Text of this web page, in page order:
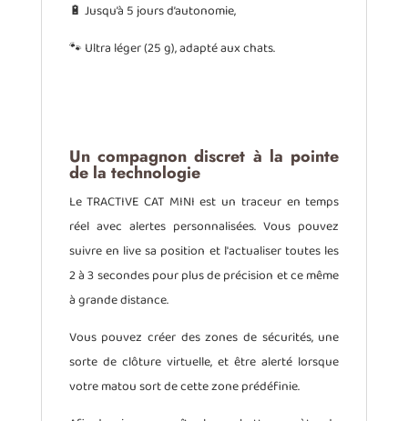
🔋 Jusqu’à 5 jours d’autonomie,
🐾 Ultra léger (25 g), adapté aux chats.
Un compagnon discret à la pointe
de la technologie
Le TRACTIVE CAT MINI est un traceur en temps
réel avec alertes personnalisées. Vous pouvez
suivre en live sa position et l'actualiser toutes les
2 à 3 secondes pour plus de précision et ce même
à grande distance.
Vous pouvez créer des zones de sécurités, une
sorte de clôture virtuelle, et être alerté lorsque
votre matou sort de cette zone prédéfinie.